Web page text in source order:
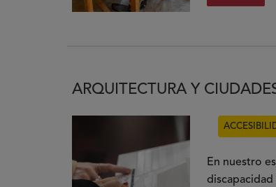
ARQUITECTURA Y
En nuestro